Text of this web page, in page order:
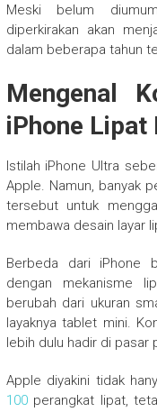
Meski belum
diperkirakan akan
dalam beberapa tahun
Mengenal
iPhone
Istilah iPhone Ultra
Apple. Namun, banyak
tersebut untuk
membawa desain layar
Berbeda dari iPhone
dengan mekanisme
berubah dari ukuran
layaknya tablet mini.
lebih dulu hadir di pasar
Apple diyakini tidak
100perangkat lipat,